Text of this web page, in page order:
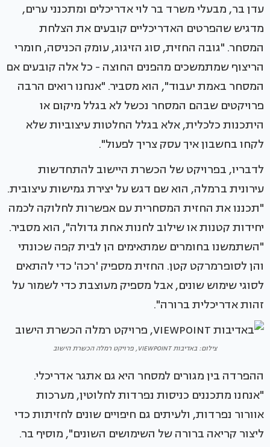
עדן בר, מבעלי משרד בר לוי אדריכלים ומתכנני ערים,
מדגיש שהפרטים האדריכליים קובעים את הצלחת
המסחר. "גובה החזית, סוג הזיגוג, עומק הכניסה, חומרי
הריצוף שמתמשכים מהפנים החוצה - כל אלה קובעים אם
המסחר באמת יעבוד", הוא מסביר. "אנחנו רואים הרבה
פרויקטים שבהם המסחר נכשל לא בגלל מיקום או
היתכנות כלכלית, אלא בגלל החלטות עיצוביות שלא
לקחו בחשבון איך עסק צריך לפעול".
לדבריו, בפרויקט של הכשרת היישוב להתחדשות
עירונית ברמלה, הוא שם דגש על יצירת גמישות עיצובית.
"תכננו את החזית המסחרית עם אפשרות לחלוקה לכמה
יחידות קטנות או שילוב לחנות אחת גדולה", הוא מסביר.
"השתמשנו בחומרים שמתאימים הן לבית קפה שכונתי
והן לסופרמרקט קטן. החזית מספיק 'רכה' כדי להתאים
לסוגי שימוש שונים, אבל מספיק מעוצבת כדי לשמור על
זהות אדריכלית ברורה".
צילום: באדיבות VIEWPOINT, פרויקט רמלה הכשרת הישוב
ההפרדה בין מגורים למסחר היא גם אתגר אדריכלי.
"אנחנו מתכננים כניסות נפרדות לחלוטין, מערכות
אוורור נפרדות, ולעיתים גם חיפויים שונים לחזיתות כדי
ליצור קריאה ברורה של השימושים השונים", מוסיף בר.